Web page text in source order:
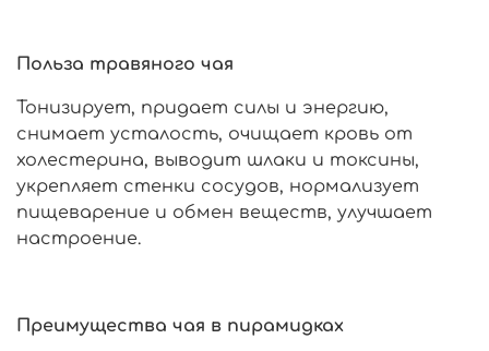
Польза травяного чая
Тонизирует, придает силы и энергию,
снимает усталость, очищает кровь от
холестерина, выводит шлаки и токсины,
укрепляет стенки сосудов, нормализует
пищеварение и обмен веществ, улучшает
настроение.
Преимущества чая в пирамидках